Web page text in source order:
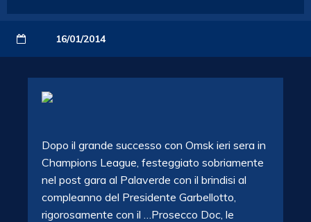
16/01/2014
Dopo il grande successo con Omsk ieri sera in
Champions League, festeggiato sobriamente
nel post gara al Palaverde con il brindisi al
compleanno del Presidente Garbellotto,
rigorosamente con il …Prosecco Doc, le